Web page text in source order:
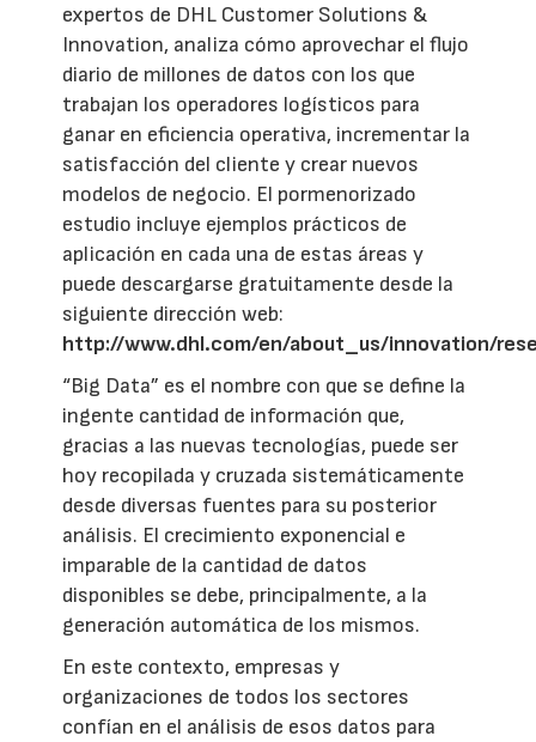
expertos de DHL Customer Solutions &
Innovation, analiza cómo aprovechar el flujo
diario de millones de datos con los que
trabajan los operadores logísticos para
ganar en eficiencia operativa, incrementar la
satisfacción del cliente y crear nuevos
modelos de negocio. El pormenorizado
estudio incluye ejemplos prácticos de
aplicación en cada una de estas áreas y
puede descargarse gratuitamente desde la
siguiente dirección web:
http://www.dhl.com/en/about_us/innovation/
“Big Data” es el nombre con que se define la
ingente cantidad de información que,
gracias a las nuevas tecnologías, puede ser
hoy recopilada y cruzada sistemáticamente
desde diversas fuentes para su posterior
análisis. El crecimiento exponencial e
imparable de la cantidad de datos
disponibles se debe, principalmente, a la
generación automática de los mismos.
En este contexto, empresas y
organizaciones de todos los sectores
confían en el análisis de esos datos para